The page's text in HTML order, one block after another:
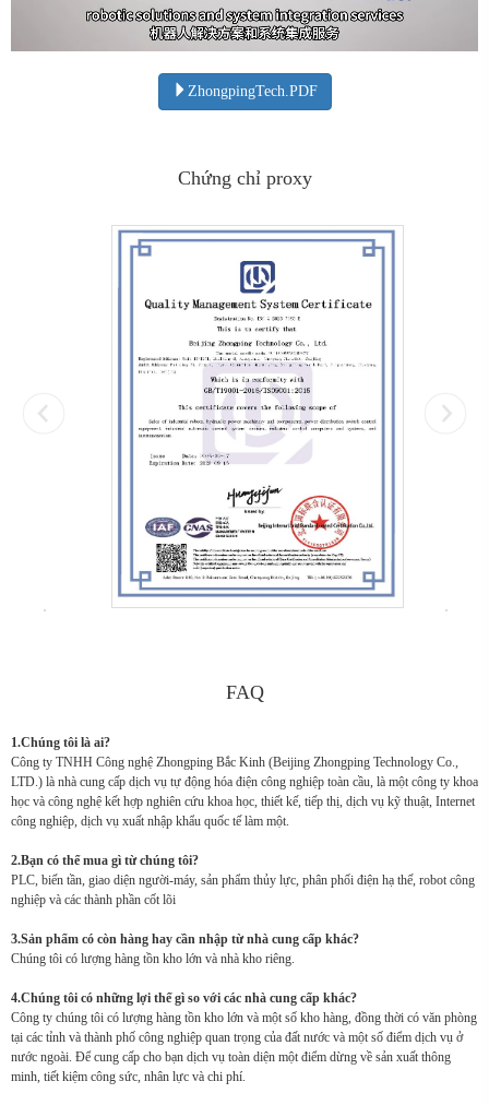
ZhongpingTech.PDF
Chứng chỉ proxy
FAQ
1.Chúng tôi là ai?
Công ty TNHH Công nghệ Zhongping Bắc Kinh (Beijing Zhongping Technology Co.,
LTD.) là nhà cung cấp dịch vụ tự động hóa điện công nghiệp toàn cầu, là một công ty khoa
học và công nghệ kết hợp nghiên cứu khoa học, thiết kế, tiếp thị, dịch vụ kỹ thuật, Internet
công nghiệp, dịch vụ xuất nhập khẩu quốc tế làm một.
2.Bạn có thể mua gì từ chúng tôi?
PLC, biến tần, giao diện người-máy, sản phẩm thủy lực, phân phối điện hạ thế, robot công
nghiệp và các thành phần cốt lõi
3.Sản phẩm có còn hàng hay cần nhập từ nhà cung cấp khác?
Chúng tôi có lượng hàng tồn kho lớn và nhà kho riêng.
4.Chúng tôi có những lợi thế gì so với các nhà cung cấp khác?
Công ty chúng tôi có lượng hàng tồn kho lớn và một số kho hàng, đồng thời có văn phòng
tại các tỉnh và thành phố công nghiệp quan trọng của đất nước và một số điểm dịch vụ ở
nước ngoài. Để cung cấp cho bạn dịch vụ toàn diện một điểm dừng về sản xuất thông
minh, tiết kiệm công sức, nhân lực và chi phí.